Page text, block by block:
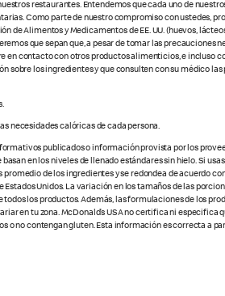
restaurantes. Entendemos que cada uno de
Como parte de nuestro compromiso con ustedes,
Alimentos y Medicamentos de EE. UU. (huevos,
que sepan que, a pesar de tomar las precauciones
contacto con otros productos alimenticios, e incluso
los ingredientes y que consulten con su médico
necesidades calóricas de cada persona.
publicados o información provista por los
en los niveles de llenado estándares sin hielo. Si
de los ingredientes y se redondea de acuerdo
Unidos. La variación en los tamaños de las
los productos. Además, las formulaciones de los
en tu zona. McDonald’s USA no certifica ni especifica
no contengan gluten. Esta información es correcta a